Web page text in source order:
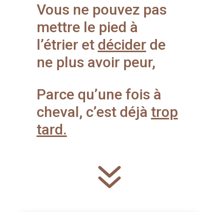
Vous ne pouvez pas
mettre le pied à
l’étrier et déciderde
ne plus avoir peur,
Parce qu’une fois à
cheval, c’est déjà trop
tard.
7